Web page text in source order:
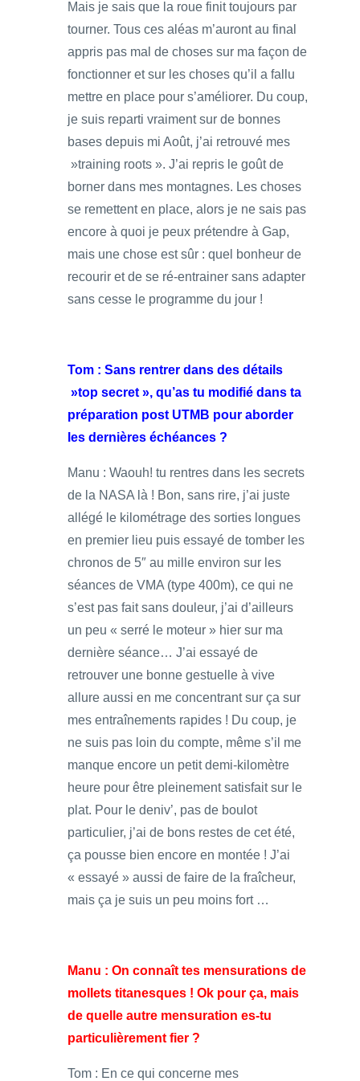
Mais je sais que la roue finit toujours par
tourner. Tous ces aléas m’auront au final
appris pas mal de choses sur ma façon de
fonctionner et sur les choses qu’il a fallu
mettre en place pour s’améliorer. Du coup,
je suis reparti vraiment sur de bonnes
bases depuis mi Août, j’ai retrouvé mes
»training roots ». J’ai repris le goût de
borner dans mes montagnes. Les choses
se remettent en place, alors je ne sais pas
encore à quoi je peux prétendre à Gap,
mais une chose est sûr : quel bonheur de
recourir et de se ré-entrainer sans adapter
sans cesse le programme du jour !
Tom : Sans rentrer dans des détails
»top secret », qu’as tu modifié dans ta
préparation post UTMB pour aborder
les dernières échéances ?
Manu : Waouh! tu rentres dans les secrets
de la NASA là ! Bon, sans rire, j’ai juste
allégé le kilométrage des sorties longues
en premier lieu puis essayé de tomber les
chronos de 5″ au mille environ sur les
séances de VMA (type 400m), ce qui ne
s’est pas fait sans douleur, j’ai d’ailleurs
un peu « serré le moteur » hier sur ma
dernière séance… J’ai essayé de
retrouver une bonne gestuelle à vive
allure aussi en me concentrant sur ça sur
mes entraînements rapides ! Du coup, je
ne suis pas loin du compte, même s’il me
manque encore un petit demi-kilomètre
heure pour être pleinement satisfait sur le
plat. Pour le deniv’, pas de boulot
particulier, j’ai de bons restes de cet été,
ça pousse bien encore en montée ! J’ai
« essayé » aussi de faire de la fraîcheur,
mais ça je suis un peu moins fort …
Manu : On connaît tes mensurations de
mollets titanesques ! Ok pour ça, mais
de quelle autre mensuration es-tu
particulièrement fier ?
Tom : En ce qui concerne mes